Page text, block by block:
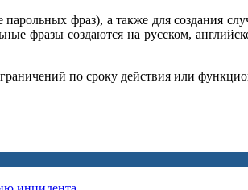
фраз), а также для создания
фразы создаются на русском,
по сроку действия или